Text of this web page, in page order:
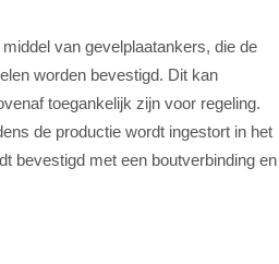
van gevelplaatankers, die de
worden bevestigd. Dit kan
toegankelijk zijn voor regeling.
de productie wordt ingestort in het
bevestigd met een boutverbinding en